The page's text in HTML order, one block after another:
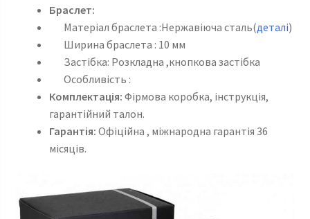
Браслет:
Матеріал браслета :Нержавіюча сталь(деталі)
Ширина браслета : 10 мм
Застібка: Розкладна ,кнопкова застібка
Особливість :
Комплектація: Фірмова коробка, інструкція,
гарантійний талон.
Гарантія: Офіційна , міжнародна гарантія 36
місяців.